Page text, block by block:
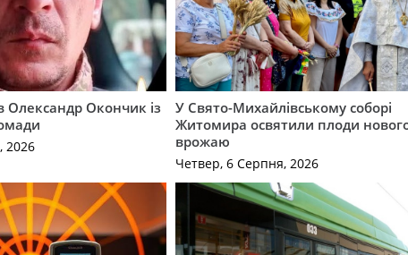
Олександр Окончик із
2026
У Свято-Михайлівському соборі
Житомира освятили плоди
врожаю
Четвер, 6 Серпня, 2026